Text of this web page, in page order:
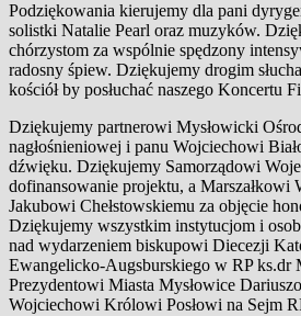
Podziękowania kierujemy dla pani
solistki Natalie Pearl oraz muzyków.
chórzystom za wspólnie spędzony
radosny śpiew. Dziękujemy drogim
kościół by posłuchać naszego Koncertu
Dziękujemy partnerowi Mysłowicki
nagłośnieniowej i panu Wojciechowi
dźwięku. Dziękujemy Samorządowi
dofinansowanie projektu, a Marszałkowi
Jakubowi Chełstowskiemu za objęcie
Dziękujemy wszystkim instytucjom i
nad wydarzeniem biskupowi Diecezji
Ewangelicko-Augsburskiego w RP ks.dr
Prezydentowi Miasta Mysłowice
Wojciechowi Królowi Posłowi na Sejm